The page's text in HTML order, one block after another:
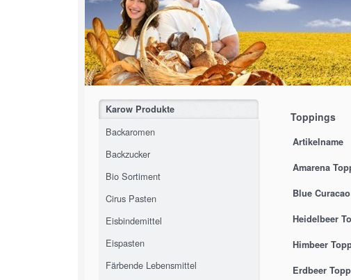
Toppings
Artikelname
Amarena
Blue
Heidelbeer
Himbeer
Erdbeer
Karow Produkte
Backaromen
Backzucker
Bio Sortiment
Cirus Pasten
Eisbindemittel
Eispasten
Färbende Lebensmittel